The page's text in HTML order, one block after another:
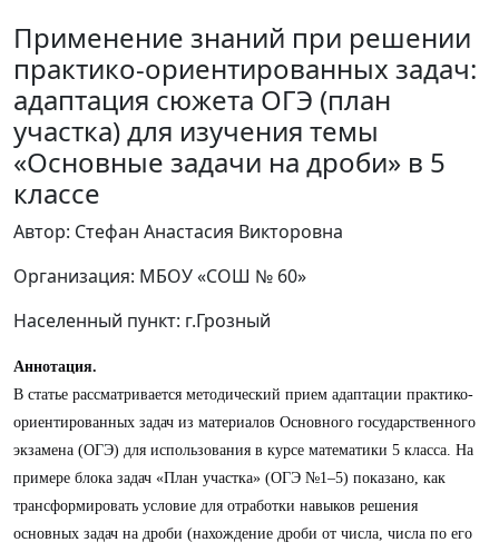
Применение знаний при решении
практико-ориентированных задач:
адаптация сюжета ОГЭ (план
участка) для изучения темы
«Основные задачи на дроби» в 5
классе
Автор: Стефан Анастасия Викторовна
Организация: МБОУ «СОШ № 60»
Населенный пункт: г.Грозный
Аннотация.
В статье рассматривается методический прием адаптации практико-
ориентированных задач из материалов Основного государственного
экзамена (ОГЭ) для использования в курсе математики 5 класса. На
примере блока задач «План участка» (ОГЭ №1–5) показано, как
трансформировать условие для отработки навыков решения
основных задач на дроби (нахождение дроби от числа, числа по его